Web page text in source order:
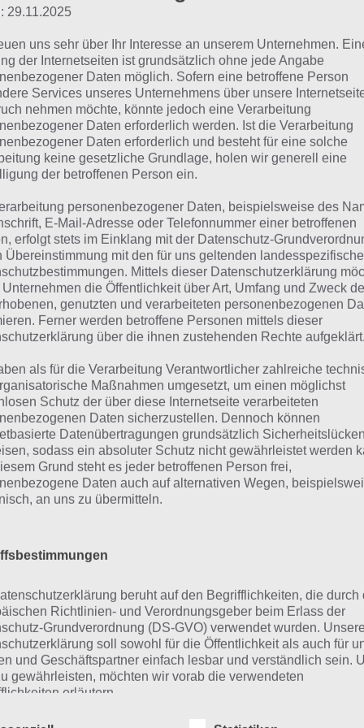
von Papier: Lösung
findest du bereits die Lösung rund um Arten von
Spieler anders ist, können wir dir nicht das exakte
unsere Komplettlösung jedoch trotzdem zu jedem
Weitere Lösungen zu 94% gesucht
Schaue inunsere Komplettlösung
App! Dort kannst du mit der
schnell die Antworten und
Lösungen auch ohne unsere Hilfe, indem du in
diese jedoch begrenzt sind, hast du hier stets die
obige Lösung stimmt leider
die Lösung, die wir dir oben Arten von Papier
29.11.2025
uns sehr über Ihr Interesse an unserem Unternehmen.
der Internetseiten ist grundsätzlich ohne jede Angabe
Daten möglich. Sofern eine betroffene Person
Services unseres Unternehmens über unsere
nehmen möchte, könnte jedoch eine Verarbeitung
Daten erforderlich werden. Ist die Verarbeitung
Daten erforderlich und besteht für eine solche
keine gesetzliche Grundlage, holen wir generell eine
der betroffenen Person ein.
personenbezogener Daten, beispielsweise des
E-Mail-Adresse oder Telefonnummer einer betroffenen
erfolgt stets im Einklang mit der Datenschutz-
Übereinstimmung mit den für uns geltenden
Mittels dieser Datenschutzerklärung
Unternehmen die Öffentlichkeit über Art, Umfang und Zweck
genutzten und verarbeiteten personenbezogenen
Ferner werden betroffene Personen mittels dieser
über die ihnen zustehenden Rechte aufgeklärt.
als für die Verarbeitung Verantwortlicher zahlreiche
Maßnahmen umgesetzt, um einen möglichst
Schutz der über diese Internetseite verarbeiteten
Daten sicherzustellen. Dennoch können
Datenübertragungen grundsätzlich Sicherheitslücken
sodass ein absoluter Schutz nicht gewährleistet werden
Grund steht es jeder betroffenen Person frei,
Daten auch auf alternativen Wegen,
an uns zu übermitteln.
beruht auf den Begrifflichkeiten, die durch
Richtlinien- und Verordnungsgeber beim Erlass der
Grundverordnung (DS-GVO) verwendet wurden. Unsere
soll sowohl für die Öffentlichkeit als auch für
und Geschäftspartner einfach lesbar und verständlich sein.
gewährleisten, möchten wir vorab die verwendeten
erläutern.
in dieser Datenschutzerklärung unter anderem die